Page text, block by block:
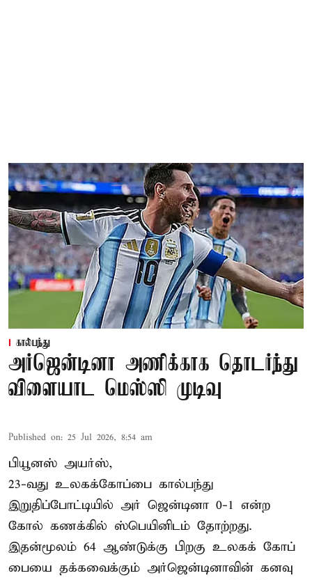
கால்பந்து
அர்ஜென்டினா அணிக்காக தொடர்ந்து
விளையாட மெஸ்ஸி முடிவு
Published on: 25 Jul 2026, 8:54 am
பியூனஸ் அயர்ஸ்,
23-வது உலகக்கோப்பை கால்பந்து
இறுதிப்போட்டியில் அர் ஜென்டினா 0-1 என்ற
கோல் கணக்கில் ஸ்பெயினிடம் தோற்றது.
இதன்மூலம் 64 ஆண்டுக்கு பிறகு உலகக் கோப்
பையை தக்கவைக்கும் அர்ஜென்டினாவின் கனவு